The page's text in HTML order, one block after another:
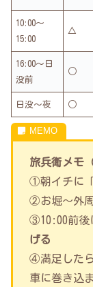
10:00〜
15:00
△
16:00〜日
没前
○
日没〜夜 ○
旅兵衛メモ
①朝イチに
②お堀〜外
③10:00前後
げる
④満足した
車に巻き込